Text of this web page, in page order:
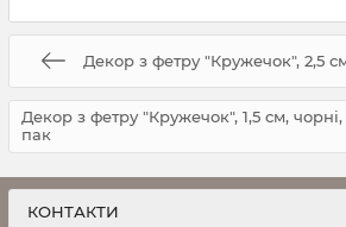
Декор з фетру "Кружечок", 2,5
Декор з фетру "Кружечок", 1,5 см,
пак
КОНТАКТИ